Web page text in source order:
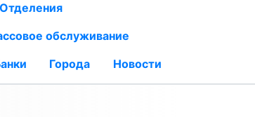
Отделения
обслуживание
Города Новости